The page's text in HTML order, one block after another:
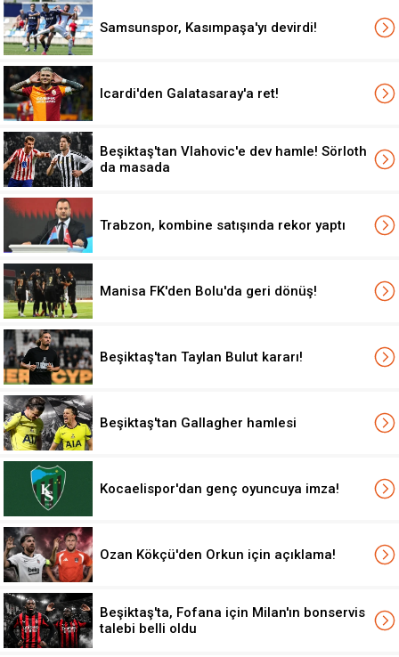
Samsunspor, Kasımpaşa'yı devirdi!
Icardi'den Galatasaray'a ret!
Beşiktaş'tan Vlahovic'e dev hamle! Sörloth
da masada
Trabzon, kombine satışında rekor yaptı
Manisa FK'den Bolu'da geri dönüş!
Beşiktaş'tan Taylan Bulut kararı!
Beşiktaş'tan Gallagher hamlesi
Kocaelispor'dan genç oyuncuya imza!
Ozan Kökçü'den Orkun için açıklama!
Beşiktaş'ta, Fofana için Milan'ın bonservis
talebi belli oldu